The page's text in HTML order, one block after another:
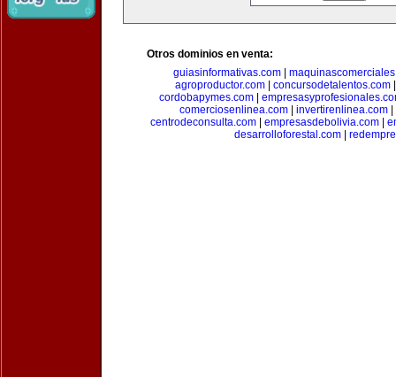
Otros dominios en venta:
guiasinformativas.com
agroproductor.com
concursodetalentos.com
cordobapymes.com|
comerciosenlinea.com
invertirenlinea.com
centrodeconsulta.com
empresasdebolivia.com
desarrolloforestal.com